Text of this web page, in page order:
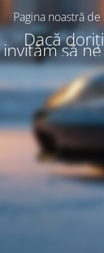
Pagina noastră
Dacă
invităm să